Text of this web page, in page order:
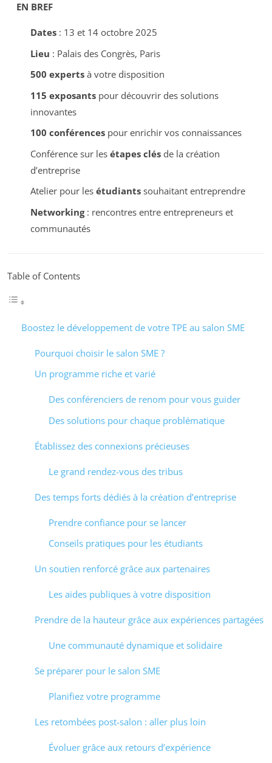
EN BREF
Dates: 13 et 14 octobre 2025
Lieu : Palais des Congrès, Paris
500 expertsà votre disposition
115 exposantspour découvrir des solutions
innovantes
100 conférencespour enrichir vos connaissances
Conférence sur les étapes clésde la création
d’entreprise
Atelier pour les étudiantssouhaitant entreprendre
Networking: rencontres entre entrepreneurs et
communautés
Table of Contents
Boostez le développement de votre TPE au salon SME
Pourquoi choisir le salon SME ?
Un programme riche et varié
Des conférenciers de renom pour vous guider
Des solutions pour chaque problématique
Établissez des connexions précieuses
Le grand rendez-vous des tribus
Des temps forts dédiés à la création d’entreprise
Prendre confiance pour se lancer
Conseils pratiques pour les étudiants
Un soutien renforcé grâce aux partenaires
Les aides publiques à votre disposition
Prendre de la hauteur grâce aux expériences partagées
Une communauté dynamique et solidaire
Se préparer pour le salon SME
Planifiez votre programme
Les retombées post-salon : aller plus loin
Évoluer grâce aux retours d’expérience